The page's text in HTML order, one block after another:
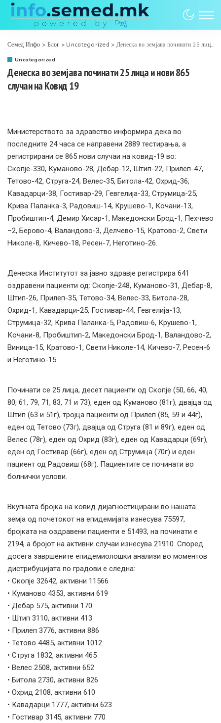
Семед Инфо > Блог > Uncategorized > Денеска во земјава починати 25 лица и нови 865 случаи на Ковид 19
Uncategorized
Денеска во земјава починати 25 лица и нови 865
случаи на Ковид 19
Министерството за здравство информира дека во
последните 24 часа се направени 2889 тестирања, а
регистрирани се 865 нови случаи на ковид-19 во:
Скопје-330, Куманово-28, Дебар-12, Штип-22, Прилеп-47,
Тетово-42, Струга-24, Велес-35, Битола-42, Охрид-36,
Кавадарци-38, Гостивар-29, Гевгелија-33, Струмица-25,
Крива Паланка-3, Радовиш-14, Крушево-1, Кочани-13,
Пробиштип-4, Демир Хисар-1, Македонски Брод-1, Пехчево
–2, Берово-4, Валандово-3, Делчево-15, Кратово-2, Свети
Николе-8, Кичево-18, Ресен-7, Неготино-26.
Денеска Институтот за јавно здравје регистрира 641
оздравени пациенти од: Скопје-248, Куманово-31, Дебар-8,
Штип-26, Прилеп-35, Тетово-34, Велес-33, Битола-28,
Охрид-1, Кавадарци-25, Гостивар-44, Гевгелија-13,
Струмица-32, Крива Паланка-5, Радовиш-6, Крушево-1,
Кочани-8, Пробиштип-2, Македонски Брод-1, Валандово-2,
Виница-15, Кратово-1, Свети Николе-14, Кичево-7, Ресен-6
и Неготино-15.
Починати се 25 лица, десет пациенти од Скопје (50, 66, 40,
80, 61, 79, 71, 83, 71 и 73), еден од Куманово (81г), двајца од
Штип (63 и 51г), тројца пациенти од Прилеп (85, 59 и 44г),
еден од Тетово (73г), двајца од Струга (81 и 89г), еден од
Велес (78г), еден од Охрид (83г), еден од Кавадарци (69г),
еден од Гостивар (66г), еден од Струмица (70г) и еден
пациент од Радовиш (68г). Пациентите се починати во
болнички услови.
Вкупната бројка на ковид дијагностицирани во нашата
земја од почетокот на епидемијата изнесува 75597,
бројката на оздравени пациенти е 51493, на починати е
2194, а бројот на активни случаи изнесува 21910. Според
досега завршените епидемиолошки анализи во моментов
дистрибуцијата по градови е следна:
• Скопје 32642, активни 11566
• Куманово 4353, активни 619
• Дебар 575, активни 170
• Штип 3110, активни 413
• Прилеп 3776, активни 886
• Тетово 4485, активни 1012
• Струга 1832, активни 465
• Велес 2508, активни 652
• Битола 2730, активни 826
• Охрид 2108, активни 610
• Кавадарци 1777, активни 623
• Гостивар 3145, активни 770